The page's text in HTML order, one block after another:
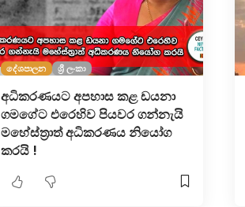
දේශපාලන ශ්‍රී ලංකා
අධිකරණයට අපහාස කළ ඩයනා
ගමගේට එරෙහිව පියවර ගන්නැයි
මහේස්ත්‍රාත් අධිකරණය නියෝග
කරයි !